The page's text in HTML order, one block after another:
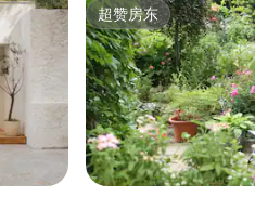
超赞房东
超赞房东